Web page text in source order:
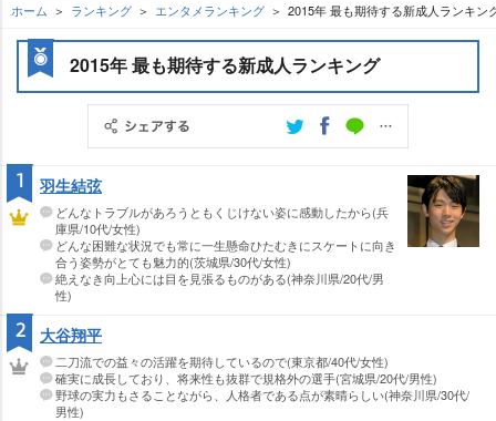
ホーム ランキング エンタメランキング 2015年 最も期待する新成人ランキン
2015年 最も期待する新成人ランキング
羽生結弦
どんなトラブルがあろうともくじけない姿に感動したから(兵
庫県/10代/女性)
どんな困難な状況でも常に一生懸命ひたむきにスケートに向き
合う姿勢がとても魅力的(茨城県/30代/女性)
絶えなき向上心には目を見張るものがある(神奈川県/20代/男
性)
1
大谷翔平
二刀流での益々の活躍を期待しているので(東京都/40代/女性)
確実に成長しており、将来性も抜群で規格外の選手(宮城県/20代/男性)
野球の実力もさることながら、人格者である点が素晴らしい(神奈川県/30代/
男性)
2